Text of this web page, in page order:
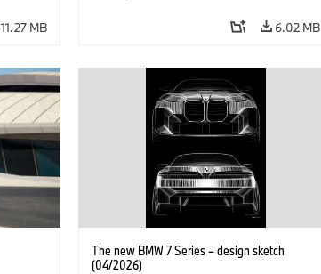
11.27 MB 6.02 MB
The new BMW 7 Series – design sketch
(04/2026)